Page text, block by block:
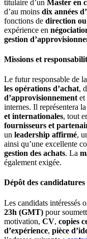
titulaire d’un Master en
d’au moins dix années
fonctions de direction ou
expérience en
gestion
Missions et
Le futur responsable de la
les opérations d’achat,
d’approvisionnement et
internes. Il représentera
et internationales, tout
fournisseurs et
un leadership affirmé,
ainsi qu’une excellente
gestion des achats. La
également exigée.
Dépôt des
Les candidats intéressés
23h (GMT) pour
motivation, CV, copies
d’expérience, pièce